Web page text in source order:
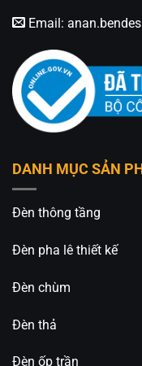
Email:
DANH MỤC SẢN
Đèn thông tầng
Đèn pha lê thiết kế
Đèn chùm
Đèn thả
Đèn ốp trần